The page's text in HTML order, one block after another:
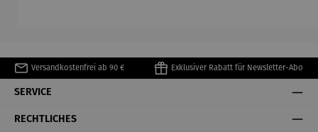
Versandkostenfrei ab 90 € Exklusiver Rabatt für Newsletter-Abo
SERVICE
RECHTLICHES